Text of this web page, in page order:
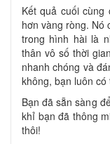
Kết quả cuối
hơn vàng ròng. Nó
trong hình hài là
thân vô số thời
nhanh chóng và
không, bạn luôn
Bạn đã sẵn sàng
khỉ bạn đã thông
thôi!